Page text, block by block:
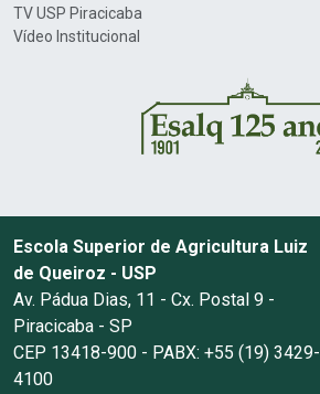
TV USP Piracicaba
Vídeo Institucional
Escola Superior de Agricultura Luiz
de Queiroz - USP
Av. Pádua Dias, 11 - Cx. Postal 9 -
Piracicaba - SP
CEP 13418-900 - PABX: +55 (19) 3429-
4100